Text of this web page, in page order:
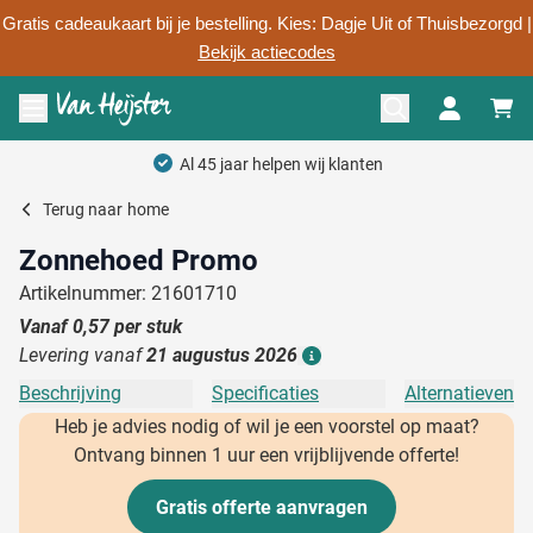
Gratis cadeaukaart bij je bestelling. Kies: Dagje Uit of Thuisbezorgd |
Bekijk actiecodes
Ga naar de inhoud
Menu openen
Terug naar home
Zonnehoed Promo
Artikelnummer: 21601710
Vanaf0,57per stuk
Levering vanaf21 augustus 2026
Beschrijving Specificaties
Alternatieven
Heb je advies nodig of wil je een voorstel op maat?
Ontvang binnen 1 uur een vrijblijvende offerte!
Gratis offerte aanvragen